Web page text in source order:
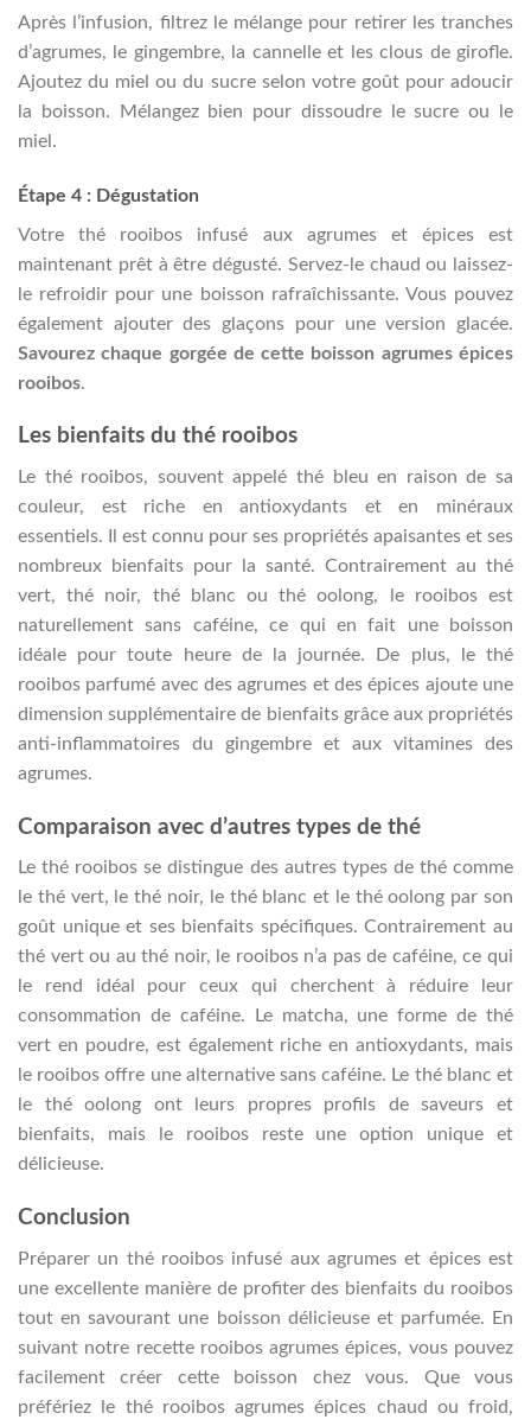
Après l’infusion, filtrez le mélange pour retirer les tranches
d’agrumes, le gingembre, la cannelle et les clous de girofle.
Ajoutez du miel ou du sucre selon votre goût pour adoucir
la boisson. Mélangez bien pour dissoudre le sucre ou le
miel.
Étape 4 : Dégustation
Votre thé rooibos infusé aux agrumes et épices est
maintenant prêt à être dégusté. Servez-le chaud ou laissez-
le refroidir pour une boisson rafraîchissante. Vous pouvez
également ajouter des glaçons pour une version glacée.
Savourez chaque gorgée de cette boisson agrumes épices
rooibos.
Les bienfaits du thé rooibos
Le thé rooibos, souvent appelé thé bleu en raison de sa
couleur, est riche en antioxydants et en minéraux
essentiels. Il est connu pour ses propriétés apaisantes et ses
nombreux bienfaits pour la santé. Contrairement au thé
vert, thé noir, thé blanc ou thé oolong, le rooibos est
naturellement sans caféine, ce qui en fait une boisson
idéale pour toute heure de la journée. De plus, le thé
rooibos parfumé avec des agrumes et des épices ajoute une
dimension supplémentaire de bienfaits grâce aux propriétés
anti-inflammatoires du gingembre et aux vitamines des
agrumes.
Comparaison avec d’autres types de thé
Le thé rooibos se distingue des autres types de thé comme
le thé vert, le thé noir, le thé blanc et le thé oolong par son
goût unique et ses bienfaits spécifiques. Contrairement au
thé vert ou au thé noir, le rooibos n’a pas de caféine, ce qui
le rend idéal pour ceux qui cherchent à réduire leur
consommation de caféine. Le matcha, une forme de thé
vert en poudre, est également riche en antioxydants, mais
le rooibos offre une alternative sans caféine. Le thé blanc et
le thé oolong ont leurs propres profils de saveurs et
bienfaits, mais le rooibos reste une option unique et
délicieuse.
Conclusion
Préparer un thé rooibos infusé aux agrumes et épices est
une excellente manière de profiter des bienfaits du rooibos
tout en savourant une boisson délicieuse et parfumée. En
suivant notre recette rooibos agrumes épices, vous pouvez
facilement créer cette boisson chez vous. Que vous
préfériez le thé rooibos agrumes épices chaud ou froid,